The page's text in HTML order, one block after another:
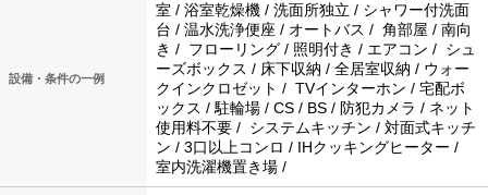
設備・条件の一例
室 / 浴室乾燥機 / 洗面所独立 / シャワー付洗面
台 / 温水洗浄便座 / オートバス / 角部屋 / 南向
き / フローリング / 照明付き / エアコン / シュ
ーズボックス / 床下収納 / 全居室収納 / ウォー
クインクロゼット / TVインターホン / 宅配ボ
ックス / 駐輪場 / CS / BS / 防犯カメラ / ネット
使用料不要 / システムキッチン / 対面式キッチ
ン / 3口以上コンロ / IHクッキングヒーター /
室内洗濯機置き場 /